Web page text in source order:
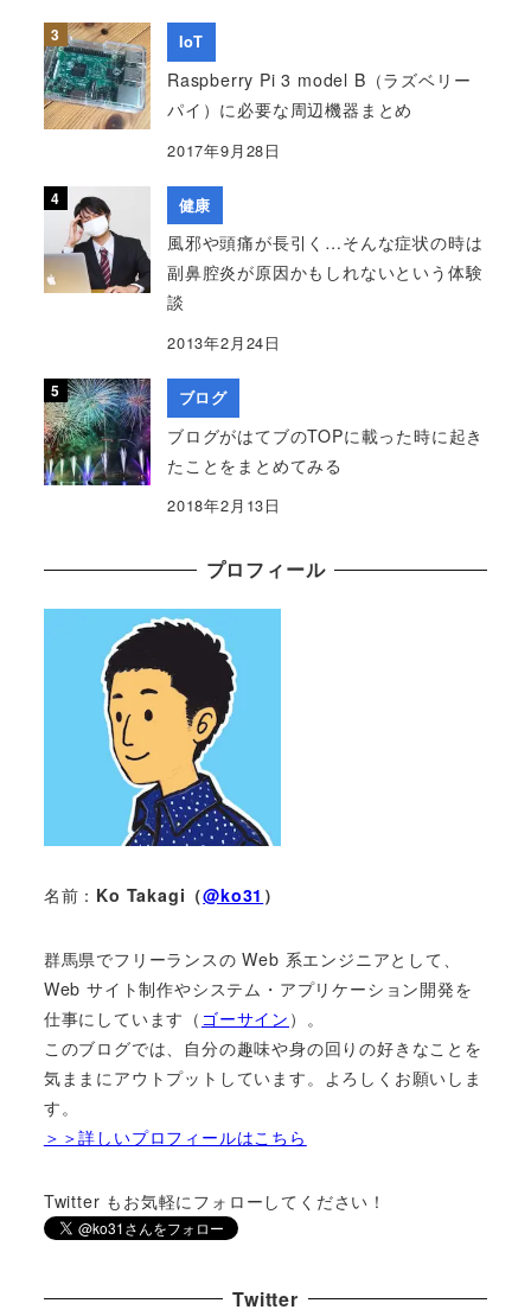
IoT
Raspberry Pi 3 model B（ラズベリー
パイ）に必要な周辺機器まとめ
2017年9月28日
健康
風邪や頭痛が長引く…そんな症状の時は
副鼻腔炎が原因かもしれないという体験
談
2013年2月24日
ブログ
ブログがはてブのTOPに載った時に起き
たことをまとめてみる
2018年2月13日
プロフィール
名前： Ko Takagi（@ko31 ）
群馬県でフリーランスの Web 系エンジニアとして、
Web サイト制作やシステム・アプリケーション開発を
仕事にしています（ ゴーサイン ）。
このブログでは、自分の趣味や身の回りの好きなことを
気ままにアウトプットしています。よろしくお願いしま
す。
＞＞詳しいプロフィールはこちら
Twitter もお気軽にフォローしてください！
Twitter